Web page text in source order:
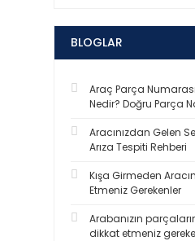
BLOGLAR
Araç Parça
Nedir? Doğru Parça
Aracınızdan Gelen
Arıza Tespiti Rehberi
Kışa Girmeden
Etmeniz Gerekenler
Arabanızın
dikkat etmeniz